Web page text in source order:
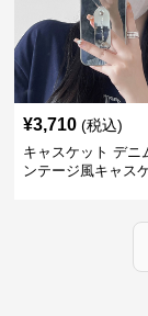
¥3,710 (税込)
キャスケット デニ
ンテージ風キャス